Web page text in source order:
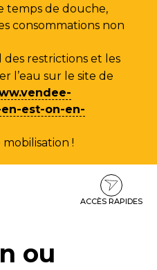
temps de douche,
consommations non
restrictions et les
l’eau sur le site de
est-on-en-
!
ACCÈS RAPIDES
ou